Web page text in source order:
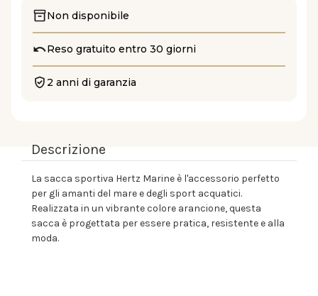
Non disponibile
Reso gratuito entro 30 giorni
2 anni di garanzia
Descrizione
La sacca sportiva Hertz Marine è l'accessorio perfetto
per gli amanti del mare e degli sport acquatici.
Realizzata in un vibrante colore arancione, questa
sacca è progettata per essere pratica, resistente e alla
moda.